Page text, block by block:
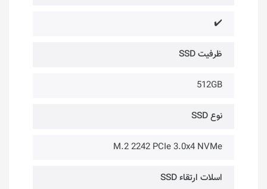
✔️
ظرفیت SSD
512GB
نوع SSD
M.2 2242 PCIe 3.0x4 NVMe
اسلات ارتقاء SSD